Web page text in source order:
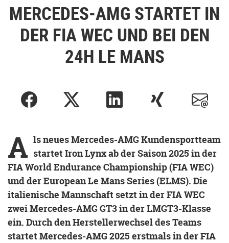
MERCEDES-AMG STARTET IN
DER FIA WEC UND BEI DEN
24H LE MANS
A ls neues Mercedes-AMG Kundensportteam
startet Iron Lynx ab der Saison 2025 in der
FIA World Endurance Championship (FIA WEC)
und der European Le Mans Series (ELMS). Die
italienische Mannschaft setzt in der FIA WEC
zwei Mercedes-AMG GT3 in der LMGT3-Klasse
ein. Durch den Herstellerwechsel des Teams
startet Mercedes-AMG 2025 erstmals in der FIA